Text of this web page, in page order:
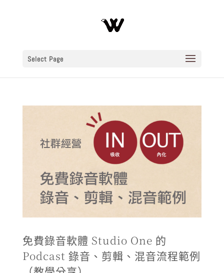
Select Page
免費錄音軟體 Studio One 的
Podcast 錄音、剪輯、混音流程範例